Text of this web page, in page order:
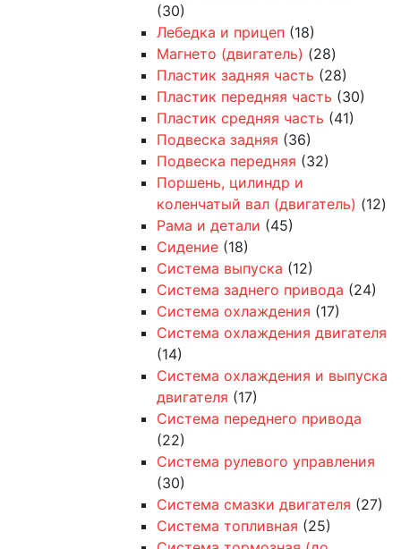
(30)
Лебедка и прицеп (18)
Магнето (двигатель) (28)
Пластик задняя часть (28)
Пластик передняя часть (30)
Пластик средняя часть (41)
Подвеска задняя (36)
Подвеска передняя (32)
Поршень, цилиндр и
коленчатый вал (двигатель) (12)
Рама и детали (45)
Сидение (18)
Система выпуска (12)
Система заднего привода (24)
Система охлаждения (17)
Система охлаждения двигателя
(14)
Система охлаждения и выпуска
двигателя (17)
Система переднего привода
(22)
Система рулевого управления
(30)
Система смазки двигателя (27)
Система топливная (25)